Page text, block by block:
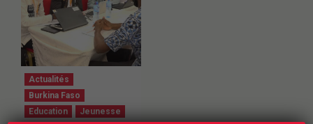
Actualités
Burkina Faso
Education
Jeunesse